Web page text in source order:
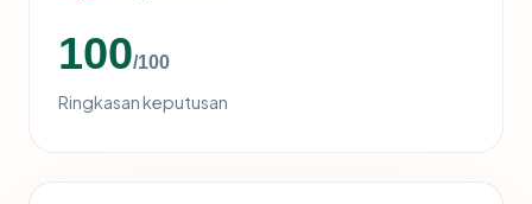
100/100
Ringkasan keputusan